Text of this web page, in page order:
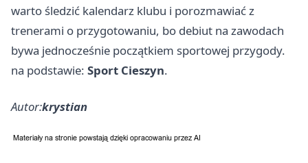
warto śledzić kalendarz klubu i porozmawiać z
trenerami o przygotowaniu, bo debiut na zawodach
bywa jednocześnie początkiem sportowej przygody.
na podstawie: Sport Cieszyn.
Autor:krystian